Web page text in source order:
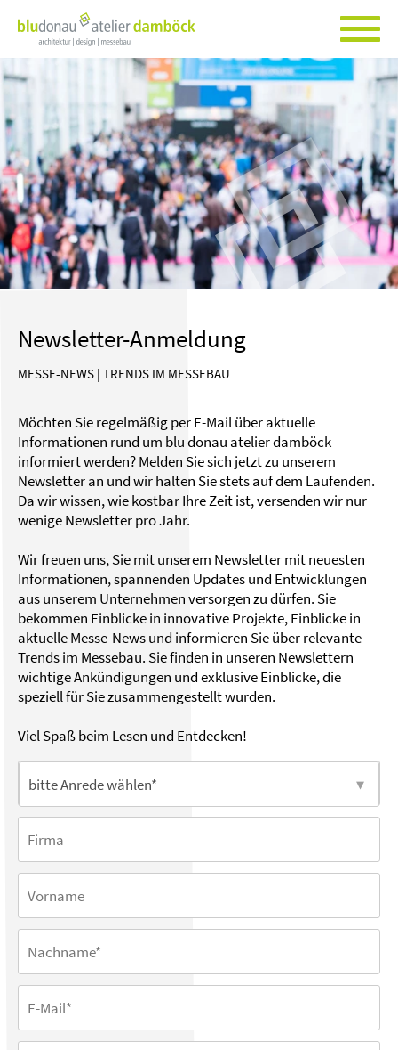
Newsletter-Anmeldung
MESSE-NEWS | TRENDS IM MESSEBAU
Möchten Sie regelmäßig per E-Mail über aktuelle
Informationen rund um blu donau atelier damböck
informiert werden? Melden Sie sich jetzt zu unserem
Newsletter an und wir halten Sie stets auf dem Laufenden.
Da wir wissen, wie kostbar Ihre Zeit ist, versenden wir nur
wenige Newsletter pro Jahr.
Wir freuen uns, Sie mit unserem Newsletter mit neuesten
Informationen, spannenden Updates und Entwicklungen
aus unserem Unternehmen versorgen zu dürfen. Sie
bekommen Einblicke in innovative Projekte, Einblicke in
aktuelle Messe-News und informieren Sie über relevante
Trends im Messebau. Sie finden in unseren Newslettern
wichtige Ankündigungen und exklusive Einblicke, die
speziell für Sie zusammengestellt wurden.
Viel Spaß beim Lesen und Entdecken!